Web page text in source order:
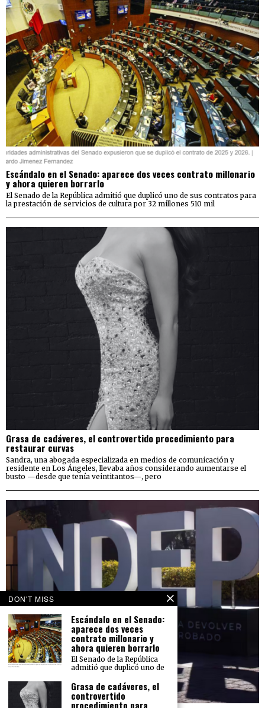
Escándalo en el Senado: aparece dos veces contrato millonario
y ahora quieren borrarlo
El Senado de la República admitió que duplicó uno de sus contratos para
la prestación de servicios de cultura por 32 millones 510 mil
Grasa de cadáveres, el controvertido procedimiento para
restaurar curvas
Sandra, una abogada especializada en medios de comunicación y
residente en Los Ángeles, llevaba años considerando aumentarse el
busto —desde que tenía veintitantos—, pero
DON'T MISS
Escándalo en el Senado:
aparece dos veces
contrato millonario y
ahora quieren borrarlo
El Senado de la República
admitió que duplicó uno de
Grasa de cadáveres, el
controvertido
procedimiento para